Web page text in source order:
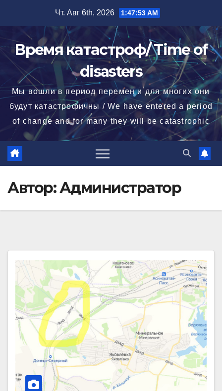
содержимому
Чт. Авг 6th, 2026 1:47:54 AM
Время катастроф/ Time of
disasters
Мы вошли в период перемен и для многих они
будут катастрофичны / We have entered a period
of change and for many they will be catastrophic
Автор:Администратор